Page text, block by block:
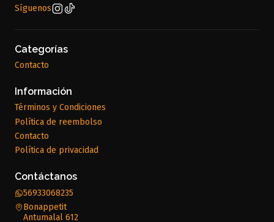
Síguenos
Categorías
Contacto
Información
Términos y Condiciones
Política de reembolso
Contacto
Política de privacidad
Contáctanos
56933068235
Bonappetit
Antumalal 612